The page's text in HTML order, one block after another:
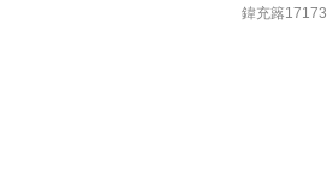
鍏充簬17173